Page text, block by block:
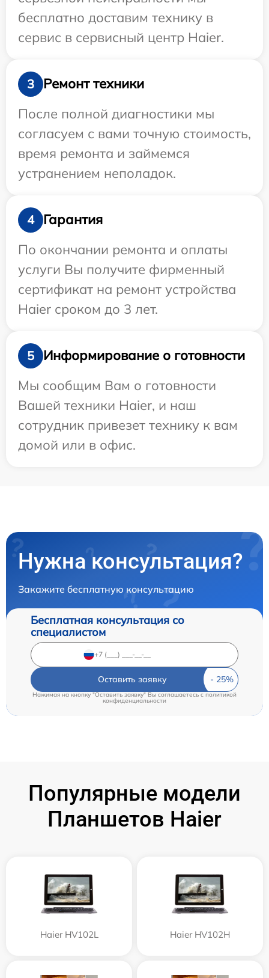
бесплатно доставим технику в
сервис в сервисный центр Haier.
3
Ремонт техники
После полной диагностики мы
согласуем с вами точную стоимость,
время ремонта и займемся
устранением неполадок.
4
Гарантия
По окончании ремонта и оплаты
услуги Вы получите фирменный
сертификат на ремонт устройства
Haier сроком до 3 лет.
5
Информирование о готовности
Мы сообщим Вам о готовности
Вашей техники Haier, и наш
сотрудник привезет технику к вам
домой или в офис.
Нужна консультация?
Закажите бесплатную консультацию
Бесплатная консультация со
специалистом
Оставить заявку
Нажимая на кнопку "Оставить заявку" Вы соглашаетесь cполитикой
конфиденциальности
Популярные модели
Планшетов Haier
Haier HV102L Haier HV102H